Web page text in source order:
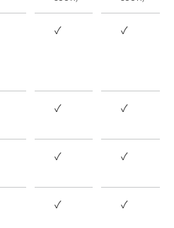
✓ ✓
✓ ✓
✓ ✓
✓ ✓